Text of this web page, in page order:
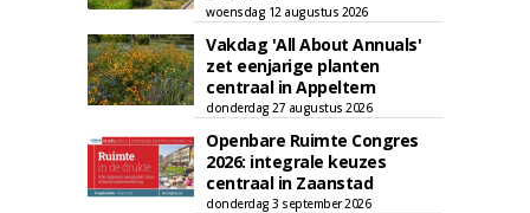
woensdag 12 augustus 2026
Vakdag 'All About Annuals'
zet eenjarige planten
centraal in Appeltern
donderdag 27 augustus 2026
Openbare Ruimte Congres
2026: integrale keuzes
centraal in Zaanstad
donderdag 3 september 2026